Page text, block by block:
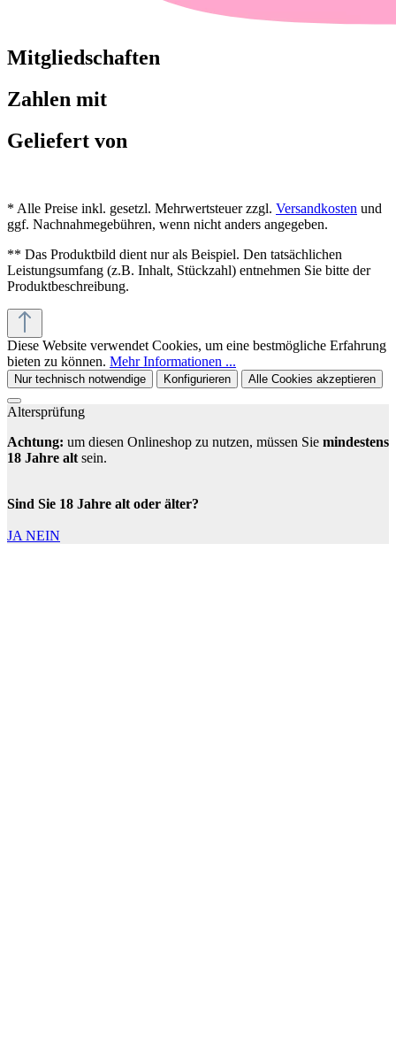
Mitgliedschaften
Zahlen mit
Geliefert von
* Alle Preise inkl. gesetzl. Mehrwertsteuer zzgl. Versandkosten und
ggf. Nachnahmegebühren, wenn nicht anders angegeben.
** Das Produktbild dient nur als Beispiel. Den tatsächlichen
Leistungsumfang (z.B. Inhalt, Stückzahl) entnehmen Sie bitte der
Produktbeschreibung.
Diese Website verwendet Cookies, um eine bestmögliche Erfahrung
bieten zu können. Mehr Informationen ...
Nur technisch notwendige Konfigurieren Alle Cookies akzeptieren
Altersprüfung
Achtung: um diesen Onlineshop zu nutzen, müssen Sie mindestens
18 Jahre alt sein.
Sind Sie 18 Jahre alt oder älter?
JA NEIN